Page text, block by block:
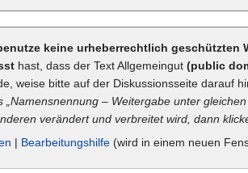
keine urheberrechtlich geschützten
hast, dass der Text Allgemeingut (public
weise bitte auf der Diskussionsseite darauf
„Namensnennung – Weitergabe unter
verändert und verbreitet wird, dann
| Bearbeitungshilfe (wird in einem neuen